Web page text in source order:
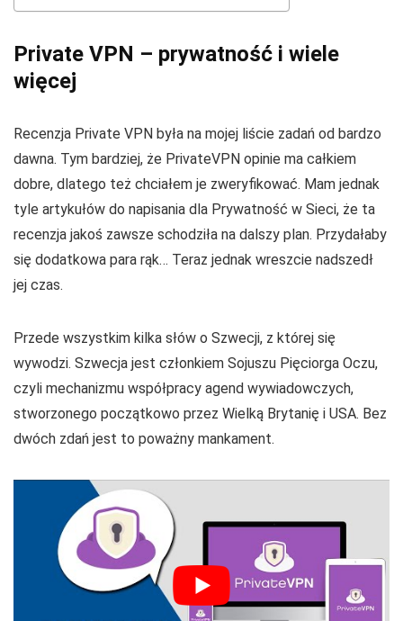
Private VPN – prywatność i wiele
więcej
Recenzja Private VPN była na mojej liście zadań od bardzo
dawna. Tym bardziej, że PrivateVPN opinie ma całkiem
dobre, dlatego też chciałem je zweryfikować. Mam jednak
tyle artykułów do napisania dla Prywatność w Sieci, że ta
recenzja jakoś zawsze schodziła na dalszy plan. Przydałaby
się dodatkowa para rąk… Teraz jednak wreszcie nadszedł
jej czas.
Przede wszystkim kilka słów o Szwecji, z której się
wywodzi. Szwecja jest członkiem Sojuszu Pięciorga Oczu,
czyli mechanizmu współpracy agend wywiadowczych,
stworzonego początkowo przez Wielką Brytanię i USA. Bez
dwóch zdań jest to poważny mankament.